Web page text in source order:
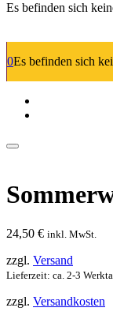
Es befinden sich
0Es befinden sich
24,50 € inkl. MwSt.
zzgl. Versand
Lieferzeit: ca. 2-3
zzgl. Versandkosten